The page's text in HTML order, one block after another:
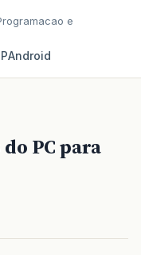
e
Android
PC para